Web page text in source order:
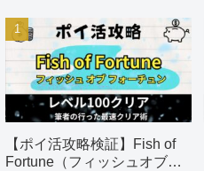
【ポイ活攻略検証】Fish of
Fortune（フィッシュオブフ